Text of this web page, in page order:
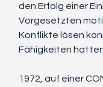
den Erfolg einer
Vorgesetzten
Konflikte lösen
Fähigkeiten
1972, auf einer